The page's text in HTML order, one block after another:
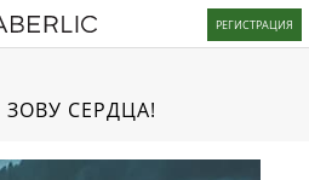
РЕГИСТРАЦИЯ
ЗОВУ СЕРДЦА!